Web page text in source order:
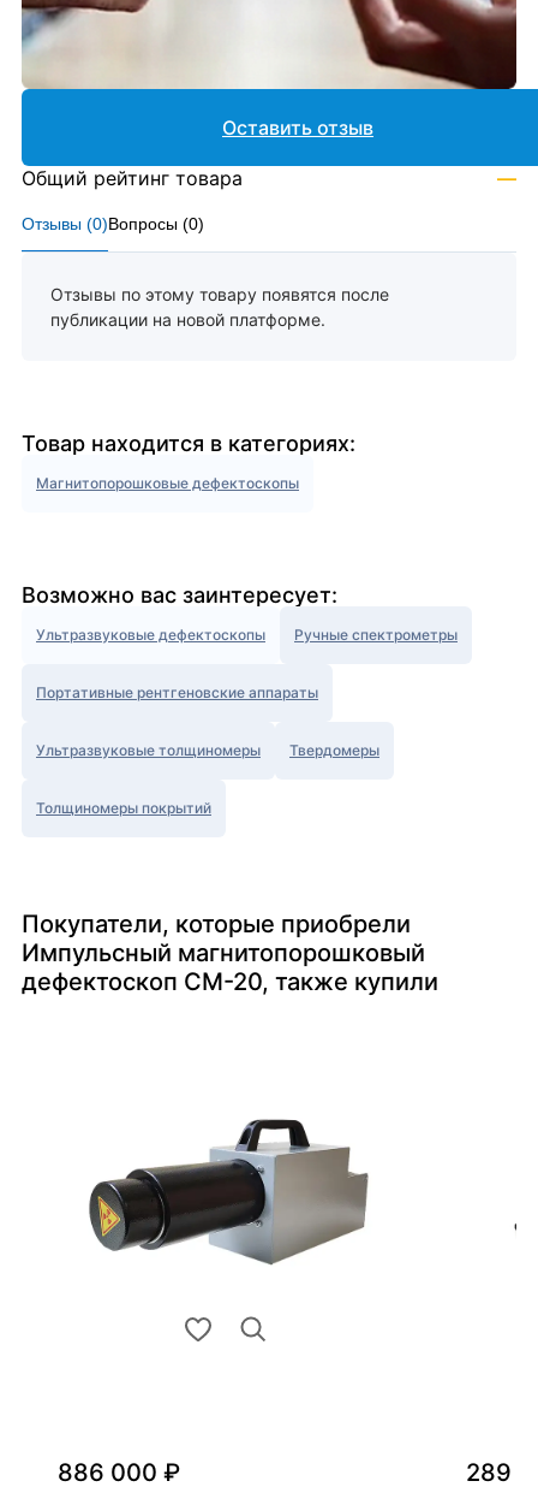
Отзывы (0)Вопросы (0)
Отзывы по этому товару появятся после
публикации на новой платформе.
Оставить отзыв
Общий рейтинг товара —
Товар находится в категориях:
Магнитопорошковые дефектоскопы
Возможно вас заинтересует:
Ультразвуковые дефектоскопы Ручные спектрометры
Портативные рентгеновские аппараты
Ультразвуковые толщиномеры Твердомеры
Толщиномеры покрытий
Покупатели, которые приобрели
Импульсный магнитопорошковый
дефектоскоп СМ-20, также купили
886 000 ₽ 289